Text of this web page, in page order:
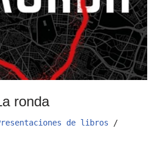
ronda
de libros